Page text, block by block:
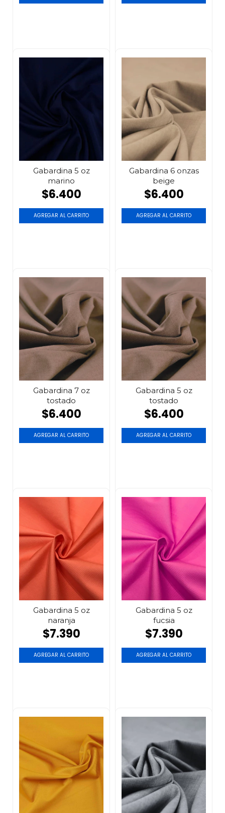
Gabardina 5 oz
marino
$6.400
AGREGAR AL CARRITO
Gabardina 6 onzas
beige
$6.400
AGREGAR AL CARRITO
Gabardina 7 oz
tostado
$6.400
AGREGAR AL CARRITO
Gabardina 5 oz
tostado
$6.400
AGREGAR AL CARRITO
Gabardina 5 oz
naranja
$7.390
AGREGAR AL CARRITO
Gabardina 5 oz
fucsia
$7.390
AGREGAR AL CARRITO